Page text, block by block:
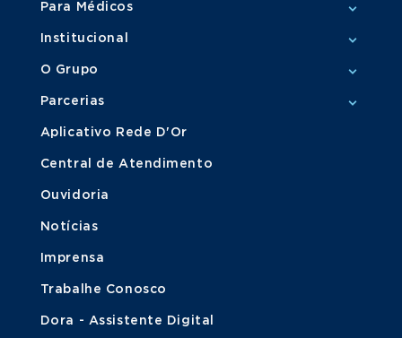
Para Médicos
Institucional
O Grupo
Parcerias
Aplicativo Rede D'Or
Central de Atendimento
Ouvidoria
Notícias
Imprensa
Trabalhe Conosco
Dora - Assistente Digital